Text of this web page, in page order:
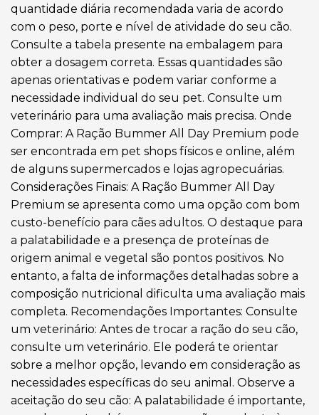
quantidade diária recomendada varia de acordo
com o peso, porte e nível de atividade do seu cão.
Consulte a tabela presente na embalagem para
obter a dosagem correta. Essas quantidades são
apenas orientativas e podem variar conforme a
necessidade individual do seu pet. Consulte um
veterinário para uma avaliação mais precisa. Onde
Comprar: A Ração Bummer All Day Premium pode
ser encontrada em pet shops físicos e online, além
de alguns supermercados e lojas agropecuárias.
Considerações Finais: A Ração Bummer All Day
Premium se apresenta como uma opção com bom
custo-benefício para cães adultos. O destaque para
a palatabilidade e a presença de proteínas de
origem animal e vegetal são pontos positivos. No
entanto, a falta de informações detalhadas sobre a
composição nutricional dificulta uma avaliação mais
completa. Recomendações Importantes: Consulte
um veterinário: Antes de trocar a ração do seu cão,
consulte um veterinário. Ele poderá te orientar
sobre a melhor opção, levando em consideração as
necessidades específicas do seu animal. Observe a
aceitação do seu cão: A palatabilidade é importante,